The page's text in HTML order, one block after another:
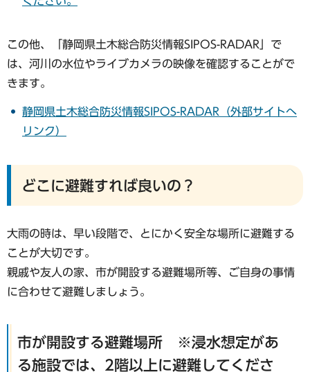
この他、「静岡県土木総合防災情報SIPOS-RADAR」で
は、河川の水位やライブカメラの映像を確認することがで
きます。
静岡県土木総合防災情報SIPOS-RADAR（外部サイトへ
リンク）
どこに避難すれば良いの？
大雨の時は、早い段階で、とにかく安全な場所に避難する
ことが大切です。
親戚や友人の家、市が開設する避難場所等、ご自身の事情
に合わせて避難しましょう。
市が開設する避難場所 ※浸水想定があ
る施設では、2階以上に避難してくださ